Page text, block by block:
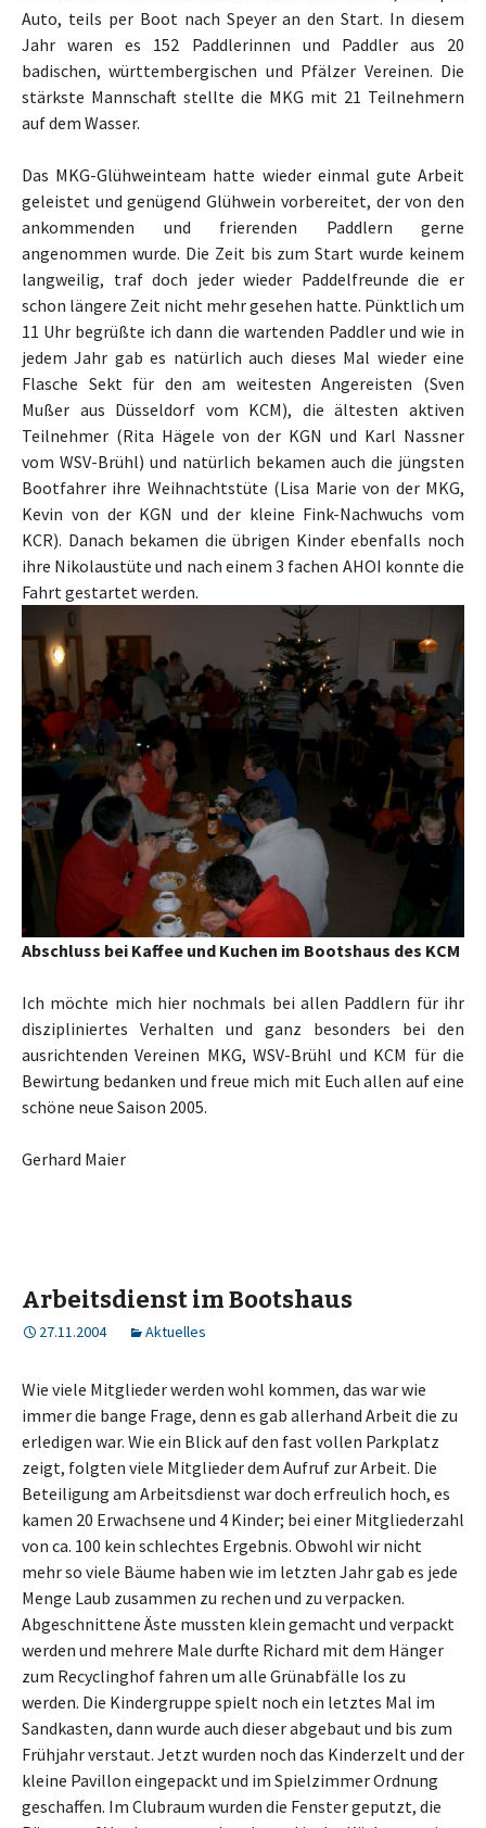
Auto, teils per Boot nach Speyer an den Start. In diesem
Jahr waren es 152 Paddlerinnen und Paddler aus 20
badischen, württembergischen und Pfälzer Vereinen. Die
stärkste Mannschaft stellte die MKG mit 21 Teilnehmern
auf dem Wasser.
Das MKG-Glühweinteam hatte wieder einmal gute Arbeit
geleistet und genügend Glühwein vorbereitet, der von den
ankommenden und frierenden Paddlern gerne
angenommen wurde. Die Zeit bis zum Start wurde keinem
langweilig, traf doch jeder wieder Paddelfreunde die er
schon längere Zeit nicht mehr gesehen hatte. Pünktlich um
11 Uhr begrüßte ich dann die wartenden Paddler und wie in
jedem Jahr gab es natürlich auch dieses Mal wieder eine
Flasche Sekt für den am weitesten Angereisten (Sven
Mußer aus Düsseldorf vom KCM), die ältesten aktiven
Teilnehmer (Rita Hägele von der KGN und Karl Nassner
vom WSV-Brühl) und natürlich bekamen auch die jüngsten
Bootfahrer ihre Weihnachtstüte (Lisa Marie von der MKG,
Kevin von der KGN und der kleine Fink-Nachwuchs vom
KCR). Danach bekamen die übrigen Kinder ebenfalls noch
ihre Nikolaustüte und nach einem 3 fachen AHOI konnte die
Fahrt gestartet werden.
Abschluss bei Kaffee und Kuchen im Bootshaus des KCM
Ich möchte mich hier nochmals bei allen Paddlern für ihr
diszipliniertes Verhalten und ganz besonders bei den
ausrichtenden Vereinen MKG, WSV-Brühl und KCM für die
Bewirtung bedanken und freue mich mit Euch allen auf eine
schöne neue Saison 2005.
Gerhard Maier
Arbeitsdienst im Bootshaus
27.11.2004 Aktuelles
Wie viele Mitglieder werden wohl kommen, das war wie
immer die bange Frage, denn es gab allerhand Arbeit die zu
erledigen war. Wie ein Blick auf den fast vollen Parkplatz
zeigt, folgten viele Mitglieder dem Aufruf zur Arbeit. Die
Beteiligung am Arbeitsdienst war doch erfreulich hoch, es
kamen 20 Erwachsene und 4 Kinder; bei einer Mitgliederzahl
von ca. 100 kein schlechtes Ergebnis. Obwohl wir nicht
mehr so viele Bäume haben wie im letzten Jahr gab es jede
Menge Laub zusammen zu rechen und zu verpacken.
Abgeschnittene Äste mussten klein gemacht und verpackt
werden und mehrere Male durfte Richard mit dem Hänger
zum Recyclinghof fahren um alle Grünabfälle los zu
werden. Die Kindergruppe spielt noch ein letztes Mal im
Sandkasten, dann wurde auch dieser abgebaut und bis zum
Frühjahr verstaut. Jetzt wurden noch das Kinderzelt und der
kleine Pavillon eingepackt und im Spielzimmer Ordnung
geschaffen. Im Clubraum wurden die Fenster geputzt, die